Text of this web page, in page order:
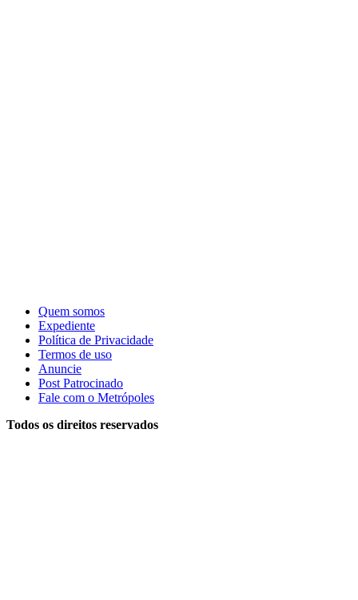
Quem somos
Expediente
Política de Privacidade
Termos de uso
Anuncie
Post Patrocinado
Fale com o Metrópoles
Todos os direitos reservados